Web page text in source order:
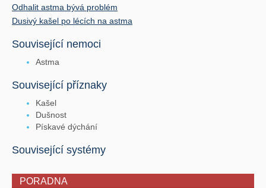
Odhalit astma bývá problém
Dusivý kašel po lécích na astma
Související nemoci
Astma
Související příznaky
Kašel
Dušnost
Pískavé dýchání
Související systémy
PORADNA